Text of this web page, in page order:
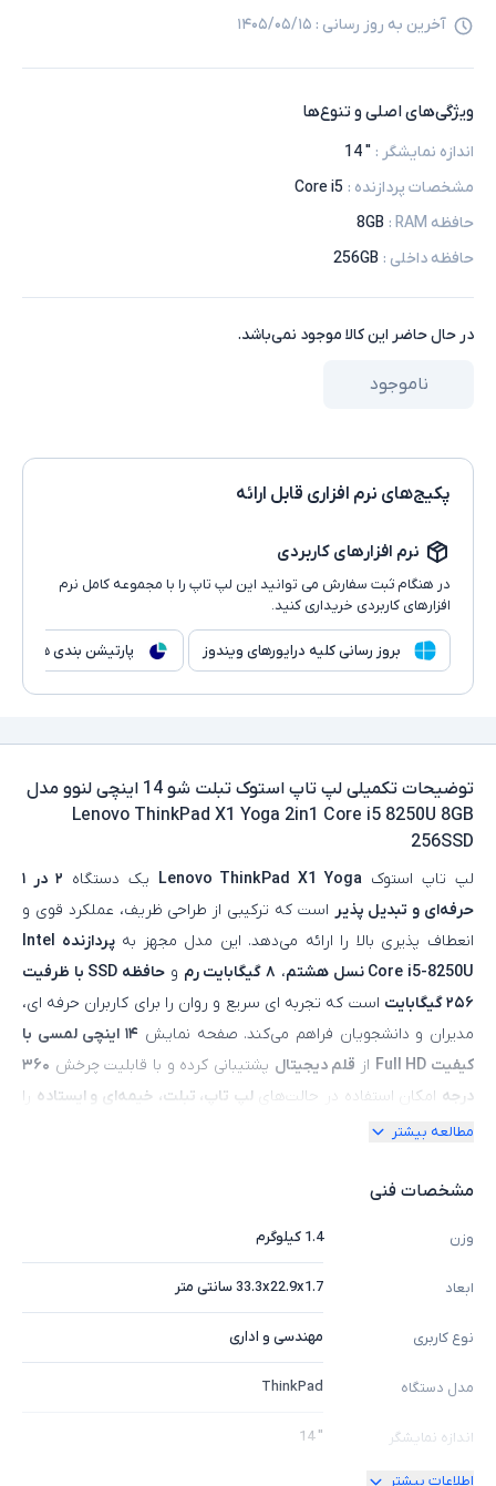
آخرین به روز رسانی : ۱۴۰۵/۰۵/۱۵
ویژگی‌های اصلی و تنوع‌ها
اندازه نمایشگر :
" 14
مشخصات پردازنده :
Core i5
حافظه RAM
:
8GB
حافظه داخلی :
256GB
در حال حاضر این کالا موجود نمی‌باشد.
ناموجود
پکیج‌های نرم افزاری قابل ارائه
نرم افزارهای کاربردی
در هنگام ثبت سفارش می توانید این لپ تاپ را با مجموعه کامل نرم
افزارهای کاربردی خریداری کنید.
بروز رسانی کلیه درایورهای ویندوز پارتیشن بندی هارد
توضیحات تکمیلی
لپ تاپ استوک تبلت شو 14 اینچی لنوو مدل
Lenovo ThinkPad X1 Yoga 2in1 Core i5 8250U 8GB
256SSD
لپ‌ تاپ استوک Lenovo ThinkPad X1 Yoga یک دستگاه
۲ در ۱
حرفه‌ای و تبدیل‌ پذیر است که ترکیبی از طراحی ظریف، عملکرد قوی و
انعطاف‌ پذیری بالا را ارائه می‌دهد. این مدل مجهز به
پردازنده Intel
Core i5-8250U نسل هشتم
، ۸ گیگابایت رم و
حافظه SSD با ظرفیت
۲۵۶ گیگابایت
است که تجربه‌ ای سریع و روان را برای کاربران حرفه‌ ای،
مدیران و دانشجویان فراهم می‌کند. صفحه‌ نمایش
۱۴ اینچی لمسی با
کیفیت Full HD
از قلم دیجیتال پشتیبانی کرده و با قابلیت چرخش ۳۶۰
درجه امکان استفاده در حالت‌هایلپ‌ تاپ، تبلت، خیمه‌ای و ایستاده را
می‌دهد. طراحی باریک و
بخشیده است. وجود درگاه‌های متنوع از جمله
امنیت بالا با
حسگر اثر انگشت و ماژول TPM
کاربران را تضمین می‌کند. این مدل با وزن سبک و
انتخابی عالی برای افرادی است که به یکلپ‌ تاپ پرقدرت، قابل حمل و
انعطاف‌ پذیر
مطالعه بیشتر
مشخصات فنی
وزن 1.4 کیلوگرم
ابعاد 33.3x22.9x1.7 سانتی متر
نوع کاربری مهندسی و اداری
مدل دستگاه ThinkPad
اندازه نمایشگر " 14
اطلاعات بیشتر